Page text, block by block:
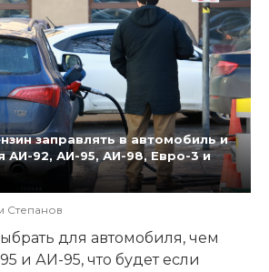
заправлять в автомобиль и
АИ-92, АИ-95, АИ-98, Евро-3 и
Степанов
для автомобиля, чем
и АИ-95, что будет если